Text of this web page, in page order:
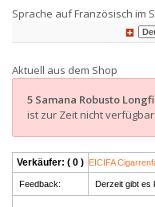
Sprache auf Französisch im
Aktuell aus dem Shop
5 Samana Robusto
ist zur Zeit nicht verfügbar.
Verkäufer: ( 0 ) EICIFA
Feedback: Derzeit gibt es